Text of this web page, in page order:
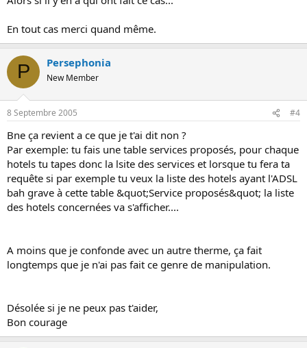
En tout cas merci quand même.
P Persephonia
New Member
8 Septembre 2005 #4
Bne ça revient a ce que je t'ai dit non ?
Par exemple: tu fais une table services proposés, pour chaque
hotels tu tapes donc la lsite des services et lorsque tu fera ta
requête si par exemple tu veux la liste des hotels ayant l'ADSL
bah grave à cette table &quot;Service proposés&quot; la liste
des hotels concernées va s'afficher....
A moins que je confonde avec un autre therme, ça fait
longtemps que je n'ai pas fait ce genre de manipulation.
Désolée si je ne peux pas t'aider,
Bon courage